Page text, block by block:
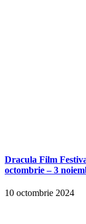
Dracula Film
octombrie – 3
10 octombrie 2024